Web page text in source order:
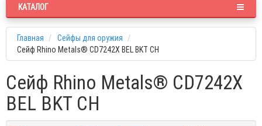
КАТАЛОГ
Главная
Сейфы для оружия
Сейф Rhino Metals® CD7242X BEL BKT CH
Сейф Rhino Metals® CD7242X
BEL BKT CH